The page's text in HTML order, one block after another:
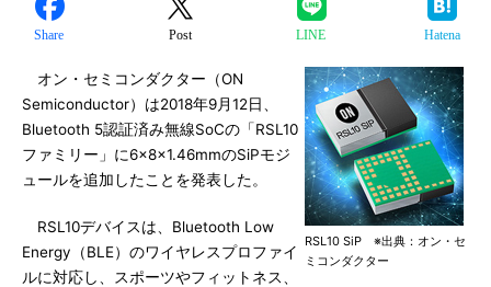
Share Post LINE Hatena
RSL10 SiP ※出典：オン・セ
ミコンダクター
オン・セミコンダクター（ON
Semiconductor）は2018年9月12日、
Bluetooth 5認証済み無線SoCの「RSL10
ファミリー」に6×8×1.46mmのSiPモジ
ュールを追加したことを発表した。
RSL10デバイスは、Bluetooth Low
Energy（BLE）のワイヤレスプロファイ
ルに対応し、スポーツやフィットネス、